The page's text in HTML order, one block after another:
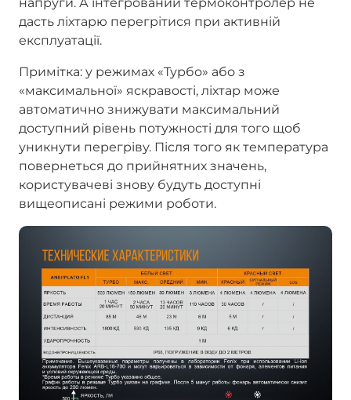
дасть ліхтарю перегрітися при активній
експлуатації.
Примітка: у режимах «Турбо» або з
«максимальної» яскравості, ліхтар може
автоматично знижувати максимальний
доступний рівень потужності для того щоб
уникнути перегріву. Після того як температура
повернеться до прийнятних значень,
користувачеві знову будуть доступні
вищеописані режими роботи.